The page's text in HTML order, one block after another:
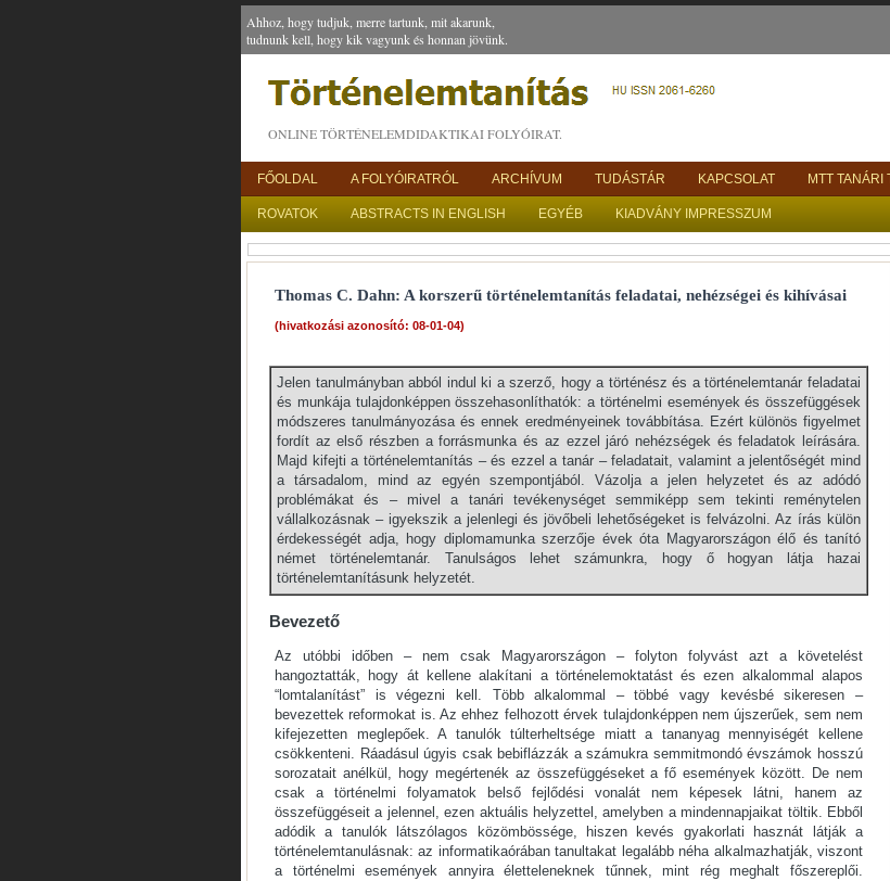
Ahhoz, hogy tudjuk, merre tartunk, mit akarunk,
tudnunk kell, hogy kik vagyunk és honnan jövünk.
ONLINE TÖRTÉNELEMDIDAKTIKAI FOLYÓIRAT.
FŐOLDAL A FOLYÓIRATRÓL ARCHÍVUM TUDÁSTÁR KAPCSOLAT MTT TANÁRI
ROVATOK ABSTRACTS IN ENGLISH EGYÉB KIADVÁNY IMPRESSZUM
Thomas C. Dahn: A korszerű történelemtanítás feladatai, nehézségei és kihívásai
(hivatkozási azonosító: 08-01-04)
Jelen tanulmányban abból indul ki a szerző, hogy a történész és a történelemtanár feladatai
és munkája tulajdonképpen összehasonlíthatók: a történelmi események és összefüggések
módszeres tanulmányozása és ennek eredményeinek továbbítása. Ezért különös figyelmet
fordít az első részben a forrásmunka és az ezzel járó nehézségek és feladatok leírására.
Majd kifejti a történelemtanítás – és ezzel a tanár – feladatait, valamint a jelentőségét mind
a társadalom, mind az egyén szempontjából. Vázolja a jelen helyzetet és az adódó
problémákat és – mivel a tanári tevékenységet semmiképp sem tekinti reménytelen
vállalkozásnak – igyekszik a jelenlegi és jövőbeli lehetőségeket is felvázolni. Az írás külön
érdekességét adja, hogy diplomamunka szerzője évek óta Magyarországon élő és tanító
német történelemtanár. Tanulságos lehet számunkra, hogy ő hogyan látja hazai
történelemtanításunk helyzetét.
Bevezető
Az utóbbi időben – nem csak Magyarországon – folyton folyvást azt a követelést
hangoztatták, hogy át kellene alakítani a történelemoktatást és ezen alkalommal alapos
“lomtalanítást” is végezni kell. Több alkalommal – többé vagy kevésbé sikeresen –
bevezettek reformokat is. Az ehhez felhozott érvek tulajdonképpen nem újszerűek, sem nem
kifejezetten meglepőek. A tanulók túlterheltsége miatt a tananyag mennyiségét kellene
csökkenteni. Ráadásul úgyis csak bebiflázzák a számukra semmitmondó évszámok hosszú
sorozatait anélkül, hogy megértenék az összefüggéseket a fő események között. De nem
csak a történelmi folyamatok belső fejlődési vonalát nem képesek látni, hanem az
összefüggéseit a jelennel, ezen aktuális helyzettel, amelyben a mindennapjaikat töltik. Ebből
adódik a tanulók látszólagos közömbössége, hiszen kevés gyakorlati hasznát látják a
történelem­tanulásnak: az informatikaórában tanultakat legalább néha alkalmazhatják, viszont
a történelmi események annyira életteleneknek tűnnek, mint rég meghalt főszereplői.